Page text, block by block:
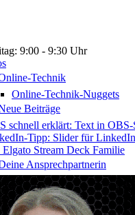
9:00 - 9:30 Uhr
Online-Technik
Online-Technik-Nuggets
Beiträge
schnell erklärt: Text in OBS-
Tipp: Slider für
Stream Deck Familie
Deine Ansprechpartnerin